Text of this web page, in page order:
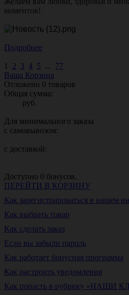
моментов!
Подробнее
1 2 3 4 5 ... 77
Ваша Корзина
Отложено 0 товаров
Общая сумма:
руб.
Для минимального заказа
с самовывозом:
с доставкой:
Доступно 0 бонусов.
ПЕРЕЙТИ В КОРЗИНУ
Как зарегистрироваться в нашем
Как выбрать товар
Как сделать заказ
Если вы забыли пароль
Как работает бонусная программа
Как настроить уведомления
Как попасть в рубрику «НАШИ